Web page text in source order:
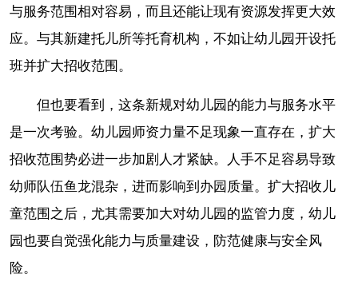
与服务范围相对容易，而且还能让现有资源发挥更大效
应。与其新建托儿所等托育机构，不如让幼儿园开设托
班并扩大招收范围。
但也要看到，这条新规对幼儿园的能力与服务水平
是一次考验。幼儿园师资力量不足现象一直存在，扩大
招收范围势必进一步加剧人才紧缺。人手不足容易导致
幼师队伍鱼龙混杂，进而影响到办园质量。扩大招收儿
童范围之后，尤其需要加大对幼儿园的监管力度，幼儿
园也要自觉强化能力与质量建设，防范健康与安全风
险。